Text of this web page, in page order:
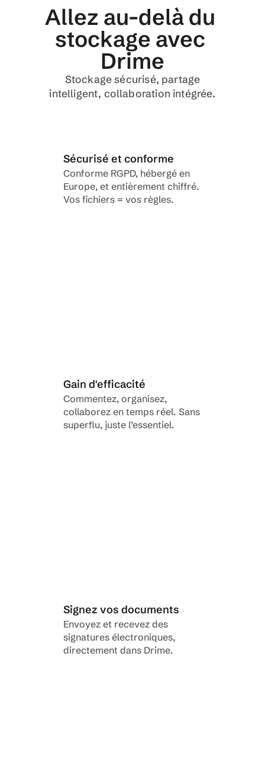
Allez au-delà du
stockage avec
Drime
intelligent, collaboration intégrée.
Sécurisé et conforme
Conforme RGPD, hébergé en
Europe, et entièrement chiffré.
Vos fichiers = vos règles.
Gain d'efficacité
Commentez, organisez,
collaborez en temps réel. Sans
superflu, juste l’essentiel.
Signez vos documents
Envoyez et recevez des
signatures électroniques,
directement dans Drime.